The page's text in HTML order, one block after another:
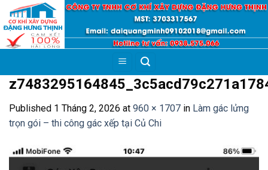
Skip
content
Published 1 Tháng 2, 2026 at 960 × 1707 in Làm gác lửng
trọn gói – thi công gác xếp tại Củ Chi